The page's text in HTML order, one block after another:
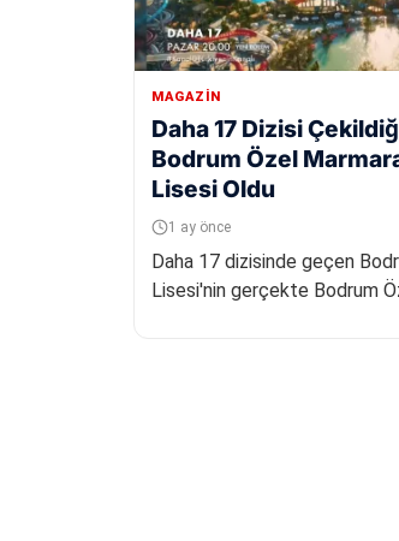
MAGAZIN
Daha 17 Dizisi
Bodrum Özel
Lisesi Oldu
1 ay önce
Daha 17 dizisinde geçen
Lisesi'nin gerçekte Bodrum